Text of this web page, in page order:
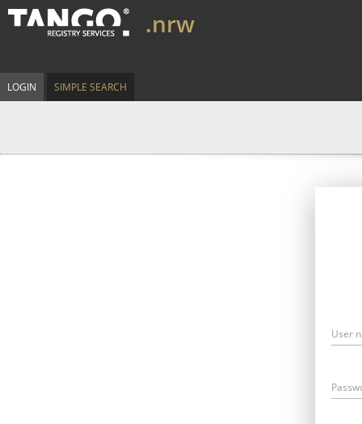
.nrw
LOGIN SIMPLE SEARCH
User